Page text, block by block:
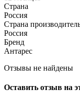
Страна
Россия
Страна
Россия
Бренд
Антарес
Отзывы не найдены
Оставить отзыв на